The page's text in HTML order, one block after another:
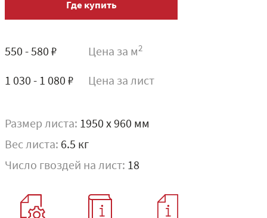
Где купить
550 - 580 ₽ Цена за м2
1 030 - 1 080 ₽ Цена за лист
Размер листа: 1950 x 960 мм
Вес листа: 6.5 кг
Число гвоздей на лист: 18